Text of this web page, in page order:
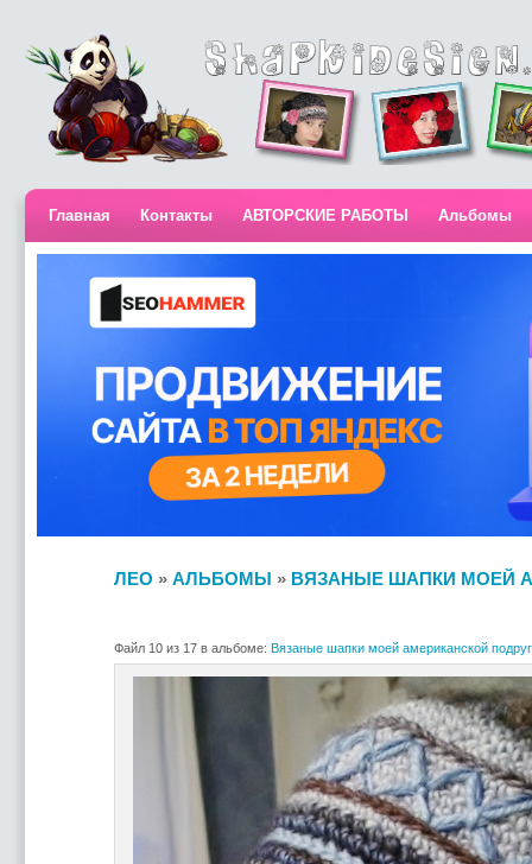
Главная Контакты АВТОРСКИЕ РАБОТЫ Альбомы
ЛЕО » АЛЬБОМЫ » ВЯЗАНЫЕ ШАПКИ МОЕЙ
Файл 10 из 17 в альбоме: Вязаные шапки моей американской